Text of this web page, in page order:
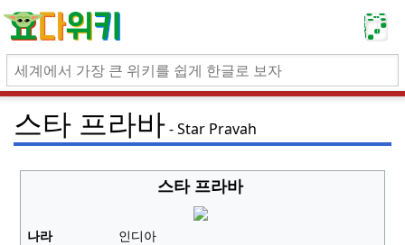
스타 프라바 Star Pravah
스타 프라바
나라
인디아